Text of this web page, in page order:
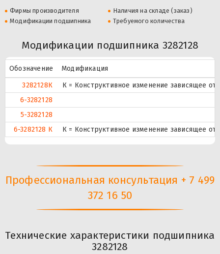
Фирмы производителя
Наличия на складе (заказ)
Модификации подшипника
Требуемого количества
Модификации подшипника 3282128
Обозначение
Модификация
3282128К
К = Конструктивное изменение зависящее от
6-3282128
5-3282128
6-3282128 К
К = Конструктивное изменение зависящее от
Профессиональная консультация + 7 499
372 16 50
Технические характеристики подшипника
3282128